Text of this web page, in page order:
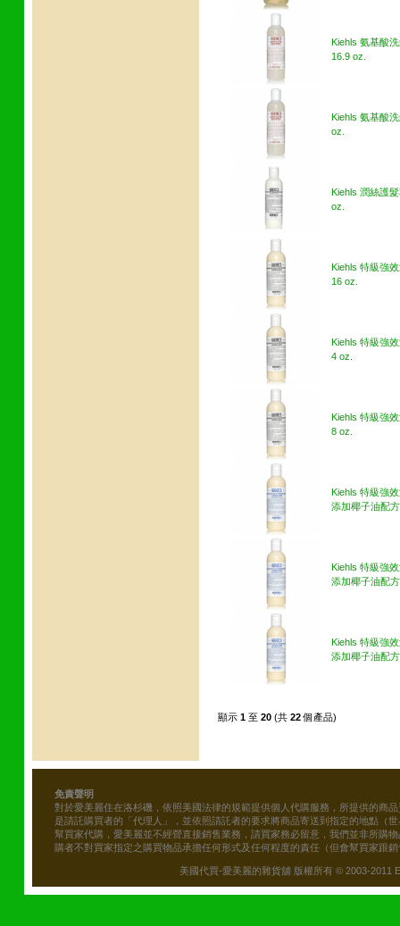
Kiehls 氨基酸
16.9 oz.
Kiehls 氨基酸
oz.
Kiehls 潤絲護
oz.
Kiehls 特級強
16 oz.
Kiehls 特級強
4 oz.
Kiehls 特級強
8 oz.
Kiehls 特級強
添加椰子油配
Kiehls 特級強
添加椰子油配
Kiehls 特級強
添加椰子油配
顯示 1 至 20 (共 22個產品)
免責聲明
對於愛美麗住在洛杉磯，依照美國法律的規範提供個人代購服務，所提供的商
是請託購買者的「代理人」，並依照請託者的要求將商品寄送到指定的地點（
幫買家代購，愛美麗並不經營直接銷售業務，請買家務必留意，我們並非所購
購者不對買家指定之購買物品承擔任何形式及任何程度的責任（但會幫買家跟
美國代買-愛美麗的雜貨舖 版權所有 © 2003-2011